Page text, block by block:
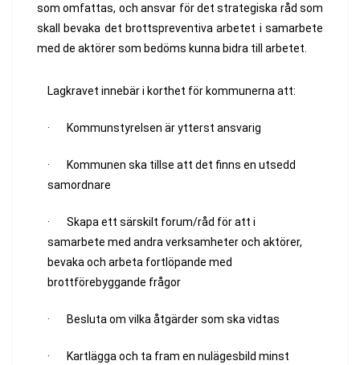
som omfattas, och ansvar för det strategiska råd som
skall bevaka det brottspreventiva arbetet i samarbete
med de aktörer som bedöms kunna bidra till arbetet.
Lagkravet innebär i korthet för kommunerna att:
· Kommunstyrelsen är ytterst ansvarig
· Kommunen ska tillse att det finns en utsedd
samordnare
· Skapa ett särskilt forum/råd för att i
samarbete med andra verksamheter och aktörer,
bevaka och arbeta fortlöpande med
brottförebyggande frågor
· Besluta om vilka åtgärder som ska vidtas
· Kartlägga och ta fram en nulägesbild minst